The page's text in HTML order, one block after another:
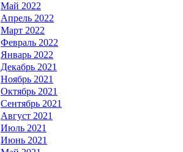
Май 2022
Апрель 2022
Март 2022
Февраль 2022
Январь 2022
Декабрь 2021
Ноябрь 2021
Октябрь 2021
Сентябрь 2021
Август 2021
Июль 2021
Июнь 2021